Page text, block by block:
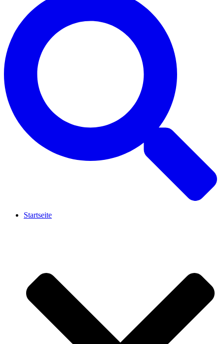
Startseite